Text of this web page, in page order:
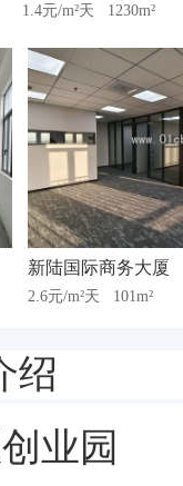
1.4元/m²天 1230m²
新陆国际商务大厦
2.6元/m²天 101m²
绍
业园